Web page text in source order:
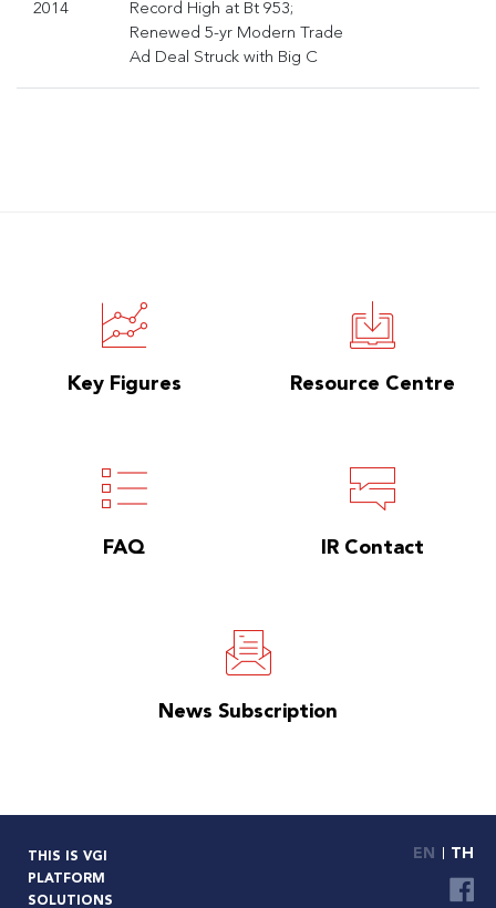
2014
Record High at Bt 953;
Renewed 5-yr Modern Trade
Ad Deal Struck with Big C
Key Figures Resource Centre
FAQ IR Contact
News Subscription
THIS IS VGI
PLATFORM
SOLUTIONS
EN TH